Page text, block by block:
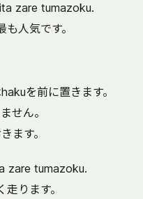
zare tumazoku.
人気です。
を前に置きます。
せん。
ます。
zare tumazoku.
ります。